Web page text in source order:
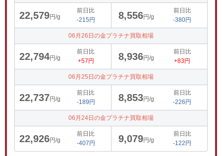
22,579円/g
前日比
-215円
8,556円/g
前日比
-380円
06月26日の金プラチナ買取相場
22,794円/g
前日比
+57円
8,936円/g
前日比
+83円
06月25日の金プラチナ買取相場
22,737円/g
前日比
-189円
8,853円/g
前日比
-226円
06月24日の金プラチナ買取相場
22,926円/g
前日比
-407円
9,079円/g
前日比
-122円